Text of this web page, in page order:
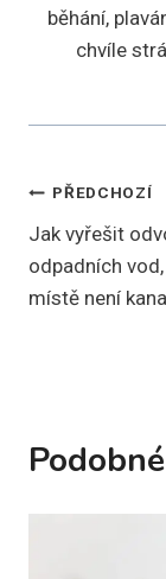
běhání,
chvíle
Navigace
pro
PŘEDCHOZÍ
Jak vyřešit
odpadních
místě není